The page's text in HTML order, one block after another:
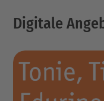
Digitale